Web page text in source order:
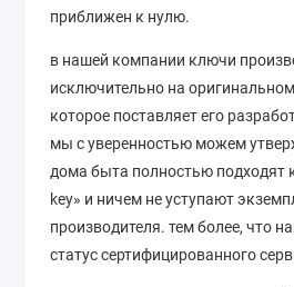
приближен к нулю.
в нашей компании ключи
исключительно на
которое поставляет его
мы с уверенностью можем
дома быта полностью подходят
key» и ничем не уступают
производителя. тем более, что
статус сертифицированного